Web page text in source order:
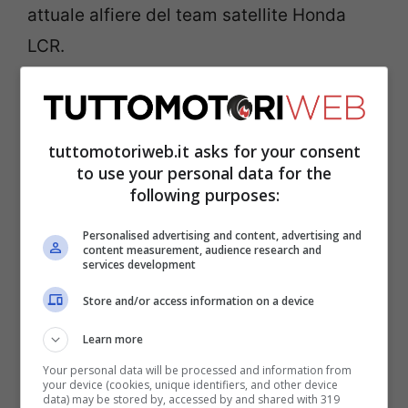
attuale alfiere del team satellite Honda
LCR.
Marc Marquez è anche una tentazione sul
piano degli sponsor. L’immagine dell’otto
volte iridato, per 11 anni, è stata legata ad
tuttomotoriweb.it asks for your consent
to use your personal data for the
following purposes:
Personalised advertising and content, advertising and
content measurement, audience research and
services development
Store and/or access information on a device
Learn more
Your personal data will be processed and information from
your device (cookies, unique identifiers, and other device
data) may be stored by, accessed by and shared with 319